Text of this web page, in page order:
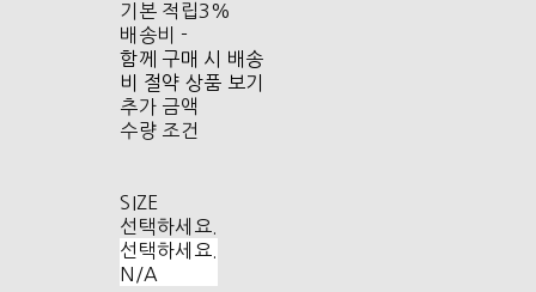
기본 적립3%
배송비 -
함께 구매 시 배송
비 절약 상품 보기
추가 금액
수량 조건
SIZE
선택하세요.
선택하세요.
N/A